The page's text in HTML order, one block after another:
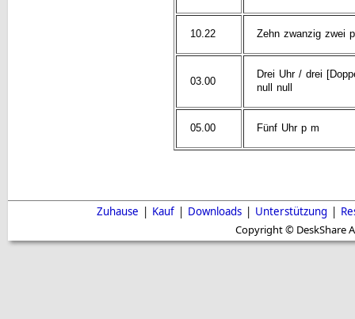
10.22 Zehn zwanzig zwei
03.00
Drei Uhr / drei
null null
05.00 Fünf Uhr p m
Zuhause | Kauf | Downloads | Unterstützung |
Copyright © DeskShare